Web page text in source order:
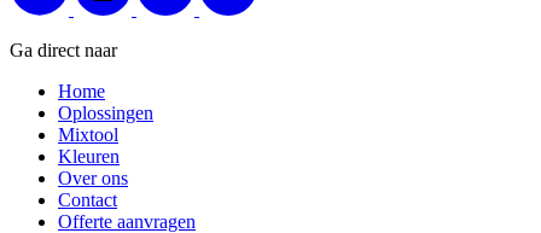
Ga direct naar
Home
Oplossingen
Mixtool
Kleuren
Over ons
Contact
Offerte aanvragen